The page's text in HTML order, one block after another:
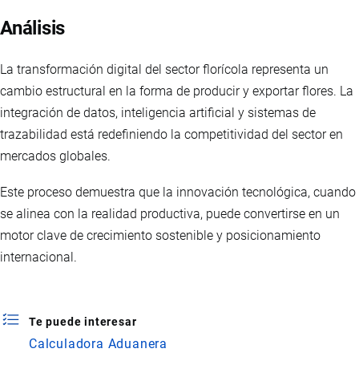
Análisis
La transformación digital del sector florícola representa un
cambio estructural en la forma de producir y exportar flores. La
integración de datos, inteligencia artificial y sistemas de
trazabilidad está redefiniendo la competitividad del sector en
mercados globales.
Este proceso demuestra que la innovación tecnológica, cuando
se alinea con la realidad productiva, puede convertirse en un
motor clave de crecimiento sostenible y posicionamiento
internacional.
Te puede interesar
Calculadora Aduanera